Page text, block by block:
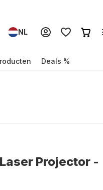
NL
Deals %
Projector -